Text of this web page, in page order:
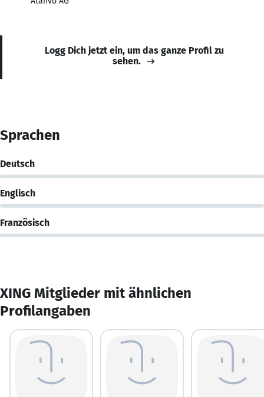
Logg Dich jetzt ein, um das ganze Profil zu
sehen.
Sprachen
Deutsch
Englisch
Französisch
XING Mitglieder mit ähnlichen
Profilangaben